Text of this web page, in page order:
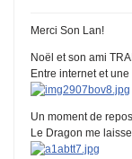
Merci Son Lan!
Noël et son ami
Entre internet et
Un moment de
Le Dragon me